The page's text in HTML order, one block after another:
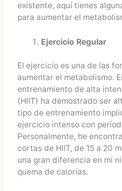
existente, aquí tienes
para aumentar el
Ejercicio Regular
El ejercicio es una de las
aumentar el metabolismo.
entrenamiento de alta
(HIIT) ha demostrado ser
tipo de entrenamiento
ejercicio intenso con
Personalmente, he
cortas de HIIT, de 15 a 20
una gran diferencia en mi
quema de calorías.